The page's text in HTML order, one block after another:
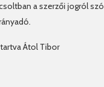
a szerzői jogról
Átol Tibor